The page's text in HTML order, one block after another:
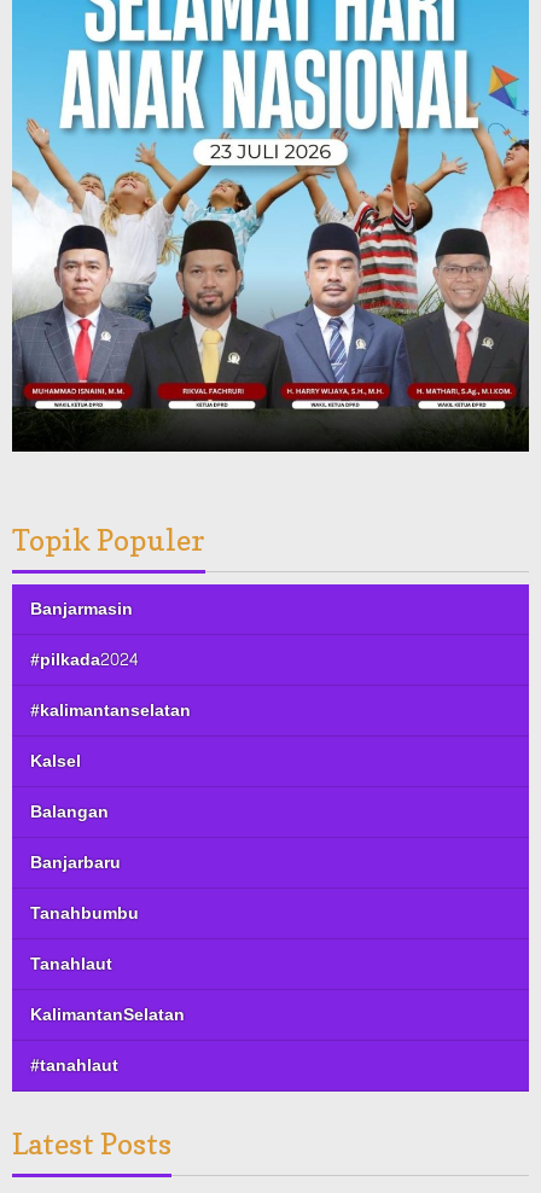
Topik Populer
Banjarmasin
#pilkada2024
#kalimantanselatan
Kalsel
Balangan
Banjarbaru
Tanahbumbu
Tanahlaut
KalimantanSelatan
#tanahlaut
Latest Posts